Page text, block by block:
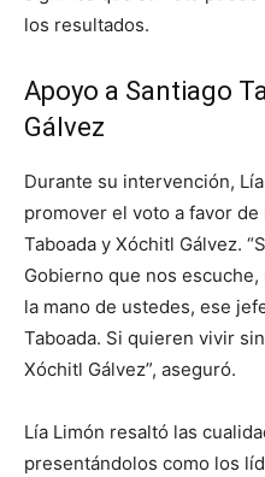
los resultados.
Apoyo a Santiago
Gálvez
Durante su intervención,
promover el voto a favor
Taboada y Xóchitl Gálvez.
Gobierno que nos
la mano de ustedes, ese
Taboada. Si quieren vivir
Xóchitl Gálvez”, aseguró.
Lía Limón resaltó las
presentándolos como los